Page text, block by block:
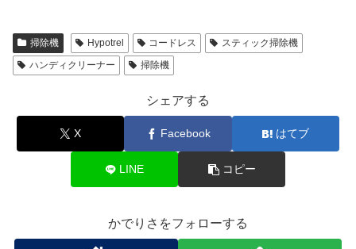
掃除機 Hypotrel コードレス
スティック掃除機
ハンディクリーナー
掃除機
シェアする
X Facebook はてブ
LINE コピー
かでりさをフォローする